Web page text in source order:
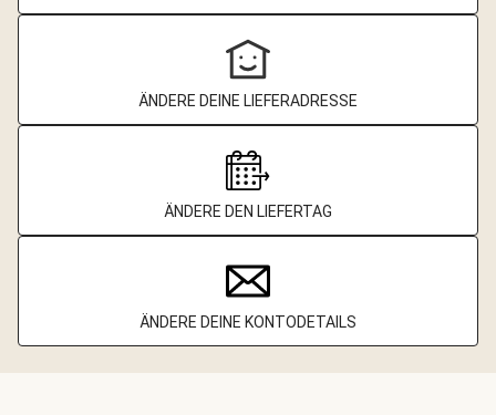
ÄNDERE DEINE LIEFERADRESSE
ÄNDERE DEN LIEFERTAG
ÄNDERE DEINE KONTODETAILS